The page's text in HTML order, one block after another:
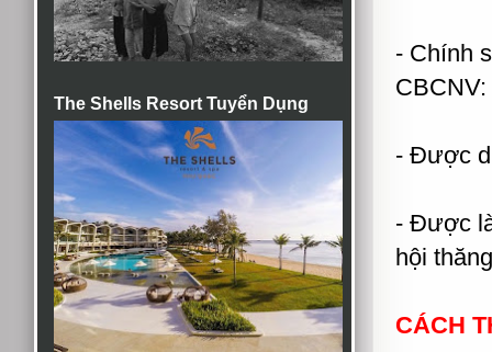
The Shells Resort Tuyển Dụng
- Chính
- Được
- Được
hội
CÁCH